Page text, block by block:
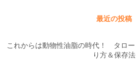
最近の投稿
これからは動物性油脂の時代！ タロ
り方＆保存法